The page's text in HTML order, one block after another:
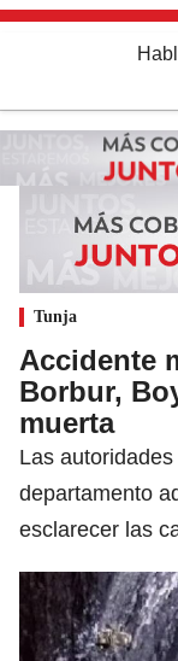
Tunja
Accidente
Borbur,
muerta
Las
departamento
esclarecer las